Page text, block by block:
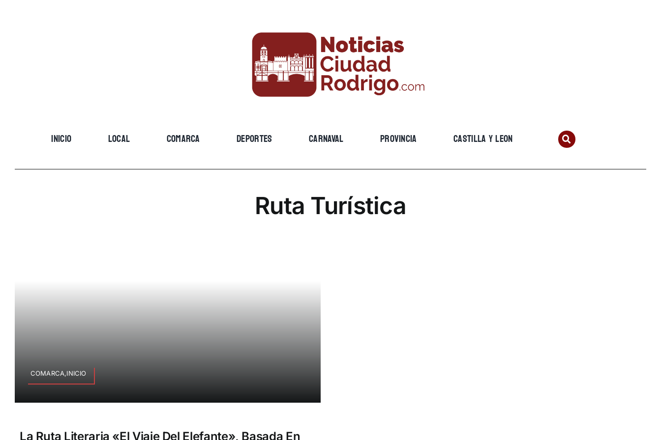
INICIO LOCAL COMARCA DEPORTES CARNAVAL PROVINCIA CASTILLA Y LEON
Ruta Turística
COMARCA,INICIO
La Ruta Literaria «El Viaje Del Elefante», Basada En